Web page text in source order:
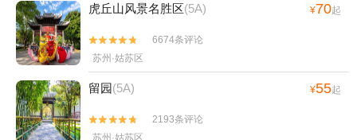
虎丘山风景名胜区(5A) ¥70起


6674条评论
苏州·姑苏区
留园(5A) ¥55起


2193条评论